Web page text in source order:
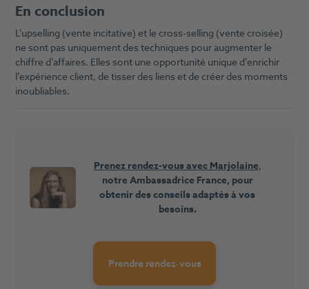
En conclusion
L’upselling (vente incitative) et le cross-selling (vente croisée)
ne sont pas uniquement des techniques pour augmenter le
chiffre d’affaires. Elles sont une opportunité unique d’enrichir
l’expérience client, de tisser des liens et de créer des moments
inoubliables.
Prenez rendez-vous avec Marjolaine,
notre Ambassadrice France, pour
obtenir des conseils adaptés à vos
besoins.
Prendre rendez-vous